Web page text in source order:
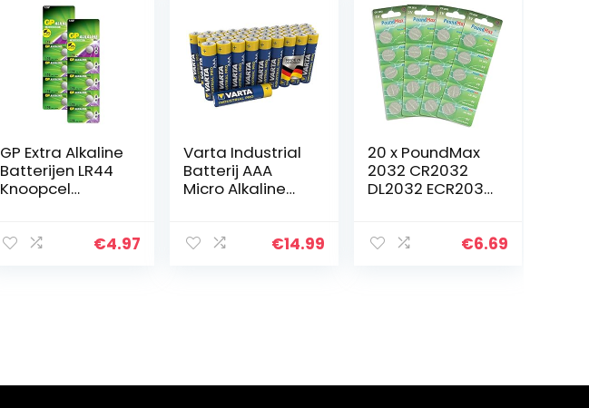
GP Extra Alkaline
Batterijen LR44
Knoopcel
10 stuks
€4.97
Varta Industrial
Batterij AAA
Micro Alkaline
40 stuks,
€14.99
20 x PoundMax
2032 CR2032
DL2032 ECR2032
en
€6.69